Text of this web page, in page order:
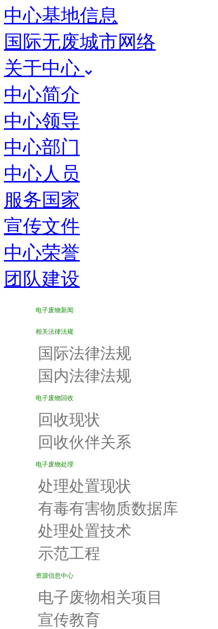
中心基地信息
国际无废城市网络
关于中心
中心简介
中心领导
中心部门
中心人员
服务国家
宣传文件
中心荣誉
团队建设
电子废物新闻
相关法律法规
国际法律法规
国内法律法规
电子废物回收
回收现状
回收伙伴关系
电子废物处理
处理处置现状
有毒有害物质数据库
处理处置技术
示范工程
资源信息中心
电子废物相关项目
宣传教育